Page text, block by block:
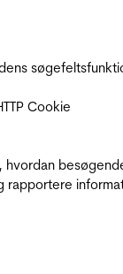
Cookie
hvordan
rapportere